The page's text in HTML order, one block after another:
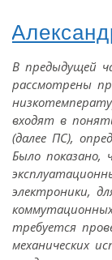
В предыдущей
рассмотрены
входят в
(далее ПС),
Было показано,
электроники,
требуется
механических